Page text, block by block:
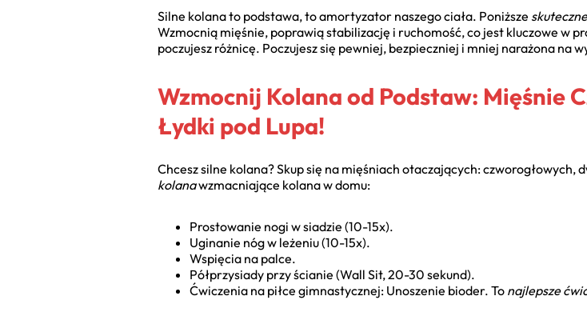
Silne kolana to podstawa, to amortyzator naszego ciała. Poniższe
Wzmocnią mięśnie, poprawią stabilizację i ruchomość, co jest kluczowe w
poczujesz różnicę. Poczujesz się pewniej, bezpieczniej i mniej narażona na
Wzmocnij Kolana od Podstaw: Mięśnie
Łydki pod Lupa!
Chcesz silne kolana? Skup się na mięśniach otaczających: czworogłowych,
kolanawzmacniające kolana w domu:
Prostowanie nogi w siadzie (10-15x).
Uginanie nóg w leżeniu (10-15x).
Wspięcia na palce.
Półprzysiady przy ścianie (Wall Sit, 20-30 sekund).
Ćwiczenia na piłce gimnastycznej: Unoszenie bioder. To najlepsze